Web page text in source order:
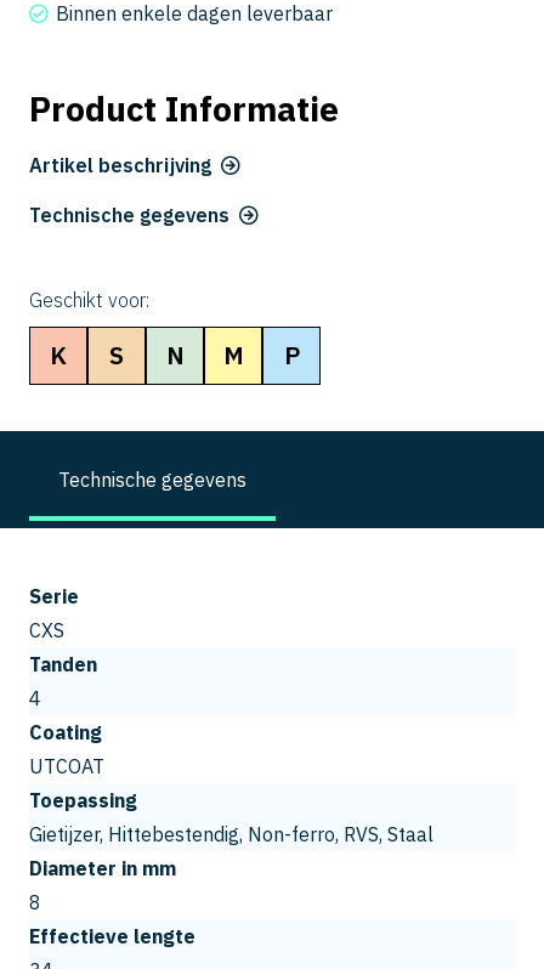
Binnen enkele dagen leverbaar
Product Informatie
Artikel beschrijving
Technische gegevens
Geschikt voor:
K S N M P
Technische gegevens
Serie
CXS
Tanden
4
Coating
UTCOAT
Toepassing
Gietijzer, Hittebestendig, Non-ferro, RVS, Staal
Diameter in mm
8
Effectieve lengte